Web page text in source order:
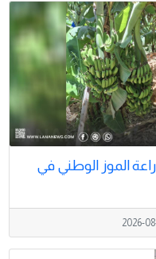
الموز الوطني في
2026-